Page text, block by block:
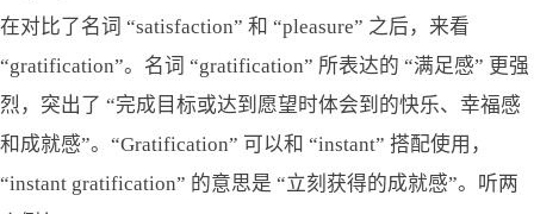
在对比了名词 “satisfaction” 和 “pleasure” 之后，来看
“gratification”。名词 “gratification” 所表达的 “满足感” 更强
烈，突出了 “完成目标或达到愿望时体会到的快乐、幸福感
和成就感”。“Gratification” 可以和 “instant” 搭配使用，
“instant gratification” 的意思是 “立刻获得的成就感”。听两